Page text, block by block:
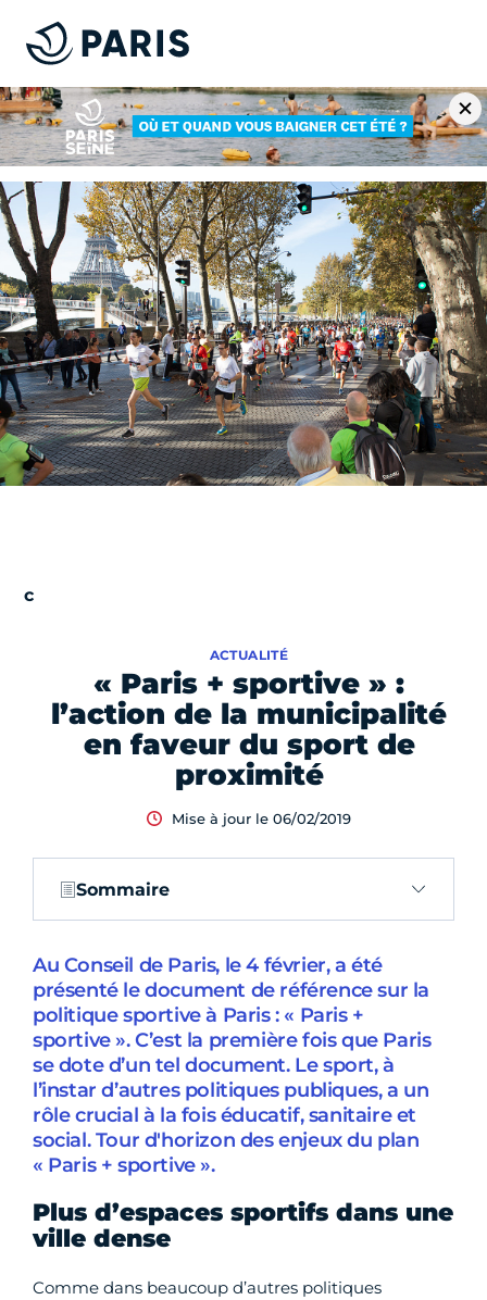
« Paris + sportive » :
l’action de la municipalité
en faveur du sport de
proximité
ACTUALITÉ
Mise à jour le 06/02/2019
Sommaire
Au Conseil de Paris, le 4 février, a été
présenté le document de référence sur la
politique sportive à Paris : « Paris +
sportive ». C’est la première fois que Paris
se dote d’un tel document. Le sport, à
l’instar d’autres politiques publiques, a un
rôle crucial à la fois éducatif, sanitaire et
social. Tour d'horizon des enjeux du plan
« Paris + sportive ».
Plus d’espaces sportifs dans une
ville dense
Comme dans beaucoup d’autres politiques